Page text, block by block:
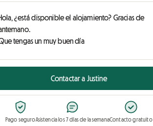
Contactar a Justine
Pago seguroAsistencia los 7 días de la semanaContacto gratuito